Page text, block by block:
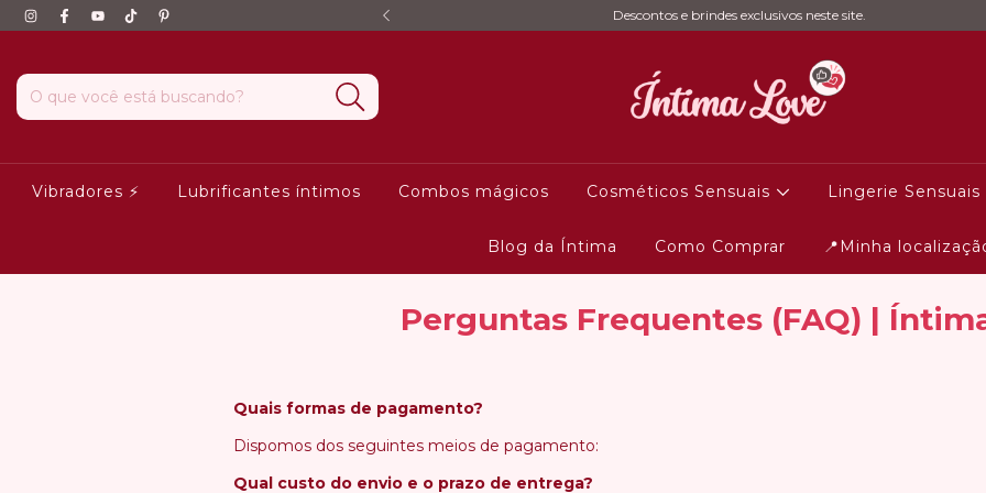
garantida! Descontos e brindes exclusivos neste site.
Vibradores ⚡️ Lubrificantes íntimos Combos mágicos Cosméticos Sensuais Lingerie Sensuais
Blog da Íntima Como Comprar 📍Minha
Perguntas Frequentes (FAQ) |
Quais formas de pagamento?
Dispomos dos seguintes meios de pagamento:
Qual custo do envio e o prazo de entrega?